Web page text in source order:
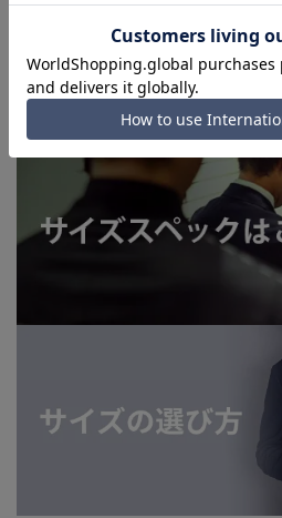
上、ご注文いただいたタイミング
を完了できない場合がございます
急ぎ発送のご注文につきましても
てはお急ぎ発送サービスを選択で